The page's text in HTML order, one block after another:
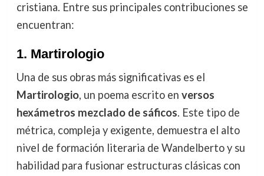
cristiana. Entre sus principales contribuciones se
encuentran:
1. Martirologio
Una de sus obras más significativas es el
Martirologio, un poema escrito en versos
hexámetros mezclado de sáficos. Este tipo de
métrica, compleja y exigente, demuestra el alto
nivel de formación literaria de Wandelberto y su
habilidad para fusionar estructuras clásicas con